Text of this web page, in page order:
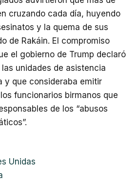
cruzando cada día, huyendo
y la quema de sus
de Rakáin. El compromiso
el gobierno de Trump declaró
unidades de asistencia
y que consideraba emitir
funcionarios birmanos que
de los “abusos
Unidas